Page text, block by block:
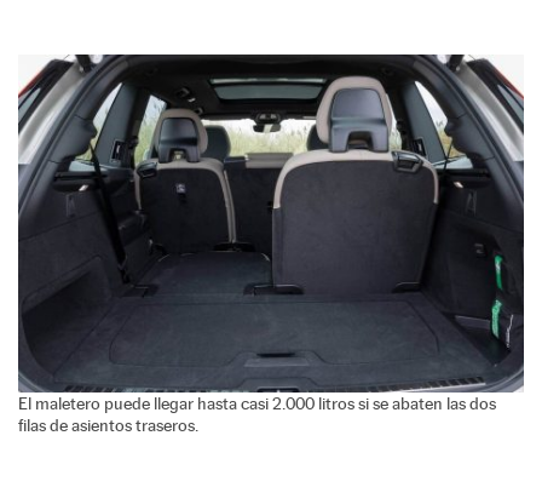
El maletero puede llegar hasta casi 2.000 litros si se abaten las dos
filas de asientos traseros.